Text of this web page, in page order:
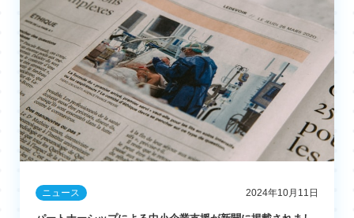
ニュース 2024年10月11日